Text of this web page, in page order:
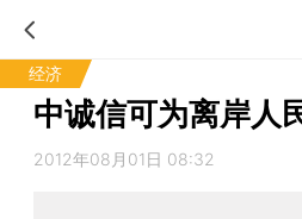
经济
中诚信可为离岸人
2012年08月01日 08:32